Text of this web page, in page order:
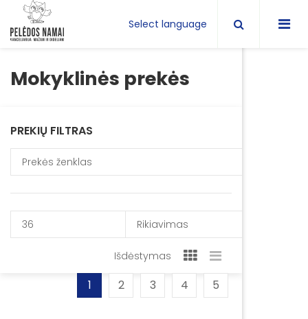
Select language
Mokyklinės prekės
PREKIŲ FILTRAS
Prekės ženklas
36
Išdėstymas
Rikiavimas
1 2 3 4 5